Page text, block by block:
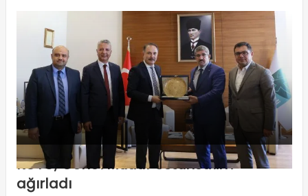
KOTO, Genel Müdür Üstünsalih’i
ağırladı